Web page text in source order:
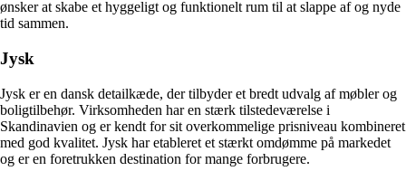
ønsker at skabe et hyggeligt og funktionelt rum til at slappe af og nyde
tid sammen.
Jysk
Jysk er en dansk detailkæde, der tilbyder et bredt udvalg af møbler og
boligtilbehør. Virksomheden har en stærk tilstedeværelse i
Skandinavien og er kendt for sit overkommelige prisniveau kombineret
med god kvalitet. Jysk har etableret et stærkt omdømme på markedet
og er en foretrukken destination for mange forbrugere.